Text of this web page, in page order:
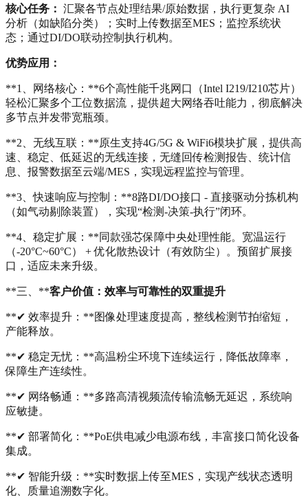
核心任务： 汇聚各节点处理结果/原始数据，执行更复杂 AI
分析（如缺陷分类）；实时上传数据至MES；监控系统状
态；通过DI/DO联动控制执行机构。
优势应用：
**1、网络核心：**6个高性能千兆网口（Intel I219/I210芯片）
轻松汇聚多个工位数据流，提供超大网络吞吐能力，彻底解决
多节点并发带宽瓶颈。
**2、无线互联：**原生支持4G/5G & WiFi6模块扩展，提供高
速、稳定、低延迟的无线连接，无缝回传检测报告、统计信
息、报警数据至云端/MES，实现远程监控与管理。
**3、快速响应与控制：**8路DI/DO接口 - 直接驱动分拣机构
（如气动剔除装置），实现“检测-决策-执行”闭环。
**4、稳定扩展：**同款强芯保障中央处理性能。宽温运行
（-20°C~60°C） + 优化散热设计（有效防尘）。预留扩展接
口，适应未来升级。
**三、**客户价值：效率与可靠性的双重提升
**✔ 效率提升：**图像处理速度提高，整线检测节拍缩短，
产能释放。
**✔ 稳定无忧：**高温粉尘环境下连续运行，降低故障率，
保障生产连续性。
**✔ 网络畅通：**多路高清视频流传输流畅无延迟，系统响
应敏捷。
**✔ 部署简化：**PoE供电减少电源布线，丰富接口简化设备
集成。
**✔ 智能升级：**实时数据上传至MES，实现产线状态透明
化、质量追溯数字化。